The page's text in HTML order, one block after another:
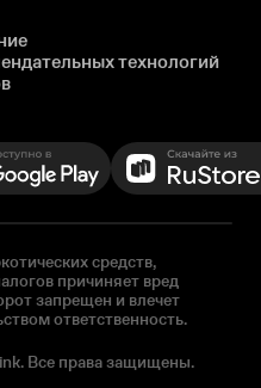
технологий
средств,
причиняет вред
запрещен и влечет
ответственность.
Все права защищены.